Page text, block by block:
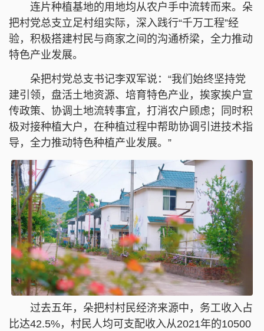
连片种植基地的用地均从农户手中流转而来。朵
把村党总支立足村组实际，深入践行“千万工程”经
验，积极搭建村民与商家之间的沟通桥梁，全力推动
特色产业发展。
朵把村党总支书记李双军说：“我们始终坚持党
建引领，盘活土地资源、培育特色产业，挨家挨户宣
传政策、协调土地流转事宜，打消农户顾虑；同时积
极对接种植大户，在种植过程中帮助协调引进技术指
导，全力推动特色种植产业发展。”
过去五年，朵把村村民经济来源中，务工收入占
比达42.5%，村民人均可支配收入从2021年的10500